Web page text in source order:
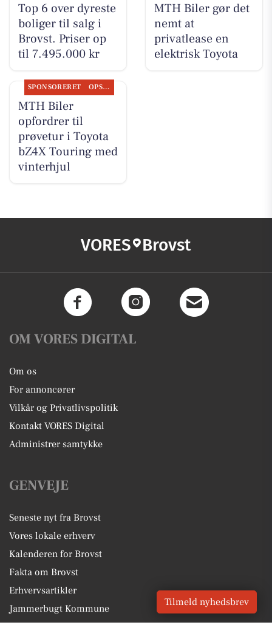
Top 6 over dyreste
boliger til salg i
Brovst. Priser op
til 7.495.000 kr
MTH Biler gør det
nemt at
privatlease en
elektrisk Toyota
SPONSORERET OPSLAGSTAVLEN
MTH Biler
opfordrer til
prøvetur i Toyota
bZ4X Touring med
vinterhjul
VORES Brovst
OM VORES DIGITAL
Om os
For annoncører
Vilkår og Privatlivspolitik
Kontakt VORES Digital
Administrer samtykke
GENVEJE
Seneste nyt fra Brovst
Vores lokale erhverv
Kalenderen for Brovst
Fakta om Brovst
Erhvervsartikler
Jammerbugt Kommune
Tilmeld nyhedsbrev